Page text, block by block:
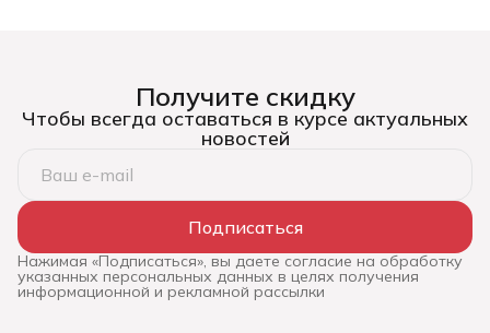
Получите скидку
Чтобы всегда оставаться в курсе актуальных
новостей
Подписаться
Нажимая «Подписаться», вы даете согласие на обработку
указанных персональных данных в целях получения
информационной и рекламной рассылки